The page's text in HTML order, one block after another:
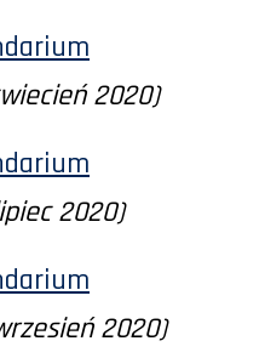
2020)
2020)
2020)